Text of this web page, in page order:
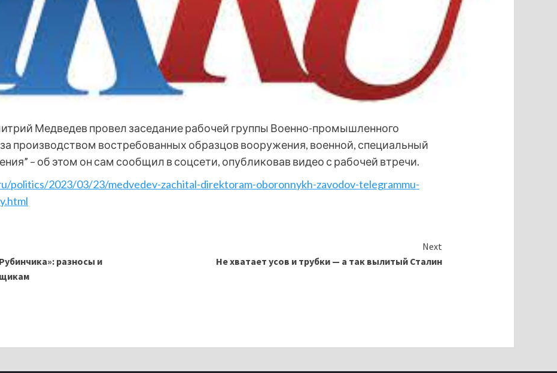
Медведев провел заседание рабочей группы Военно-промышленного
производством востребованных образцов вооружения, военной, специальный
– об этом он сам сообщил в соцсети, опубликовав видео с рабочей втречи.
politics/2023/03/23/medvedev-zachital-direktoram-oboronnykh-zavodov-telegrammu-
разносы и
Next
Не хватает усов и трубки — а так вылитый Сталин